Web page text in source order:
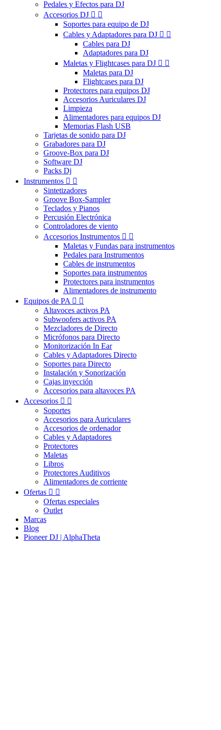
Pedales y Efectos para DJ
Accesorios DJ  
Soportes para equipo de DJ
Cables y Adaptadores para DJ  
Cables para DJ
Adaptadores para DJ
Maletas y Flightcases para DJ  
Maletas para DJ
Flightcases para DJ
Protectores para equipos DJ
Accesorios Auriculares DJ
Limpieza
Alimentadores para equipos DJ
Memorias Flash USB
Tarjetas de sonido para DJ
Grabadores para DJ
Groove-Box para DJ
Software DJ
Packs Dj
Instrumentos  
Sintetizadores
Groove Box-Sampler
Teclados y Pianos
Percusión Electrónica
Controladores de viento
Accesorios Instrumentos  
Maletas y Fundas para instrumentos
Pedales para Instrumentos
Cables de instrumentos
Soportes para instrumentos
Protectores para instrumentos
Alimentadores de instrumento
Equipos de PA  
Altavoces activos PA
Subwoofers activos PA
Mezcladores de Directo
Micrófonos para Directo
Monitorización In Ear
Cables y Adaptadores Directo
Soportes para Directo
Instalación y Sonorización
Cajas inyección
Accesorios para altavoces PA
Accesorios  
Soportes
Accesorios para Auriculares
Accesorios de ordenador
Cables y Adaptadores
Protectores
Maletas
Libros
Protectores Auditivos
Alimentadores de corriente
Ofertas  
Ofertas especiales
Outlet
Marcas
Blog
Pioneer DJ | AlphaTheta